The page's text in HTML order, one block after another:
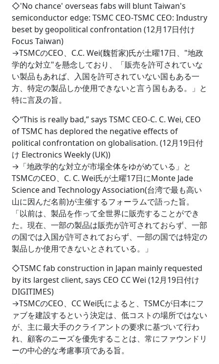
◇'No chance' overseas fabs will blunt Taiwan's
semiconductor edge: TSMC CEO‐TSMC CEO: Industry
beset by geopolitical confrontation (12月17日付け
Focus Taiwan)
→TSMCのCEO、C.C. Wei(魏哲家)氏が土曜17日、"地政
学的な対立"を懸念しており、「販売を許可されていな
い製品もあれば、入国を許可されていない国もある一
方、特定の製品しか使用できないと言う国もある。」と
特に言及の旨。
◇“This is really bad,” says TSMC CEO‐C. C. Wei, CEO
of TSMC has deplored the negative effects of
political confrontation on globalisation. (12月19日付
け Electronics Weekly (UK))
→「地政学的な対立が市場全体をゆがめている」と
TSMCのCEO、C. C. Wei氏が土曜17日にMonte Jade
Science and Technology Association(台湾で最も高い
山に因んだ名前)が主催するフォーラムで語った旨。
「以前は、製品を作って全世界に販売することができ
た。現在、一部の製品は販売が許可されておらず、一部
の国では入国が許可されておらず、一部の国では特定の
製品しか使用できないとされている。」
◇TSMC fab construction in Japan mainly requested
by its largest client, says CEO CC Wei (12月19日付け
DIGITIMES)
→TSMCのCEO、CC Wei氏によると、TSMCが日本にフ
ァブを建設するという決定は、低コストの場所ではない
が、主に最大手のクライアントの要求に基づいて行わ
れ、顧客のニーズを優先することは、常にファウンドリ
ーの中心的な考慮事項である旨。